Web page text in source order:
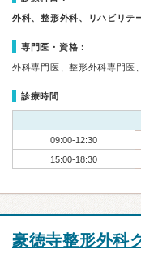
外科、整形外科、リハビリテ
専門医・資格：
外科専門医、整形外科専門医
診療時間
09:00-12:30
15:00-18:30
豪徳寺整形外科